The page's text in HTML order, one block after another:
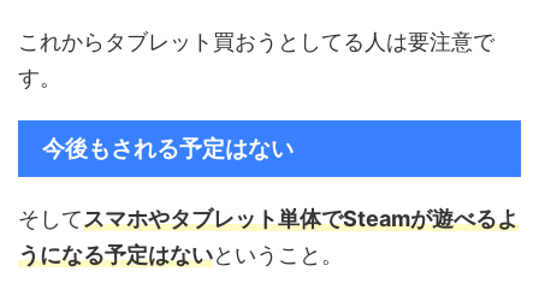
これからタブレット買おうとしてる人は要注意で
す。
今後もされる予定はない
そしてスマホやタブレット単体でSteamが遊べるよ
うになる予定はないということ。